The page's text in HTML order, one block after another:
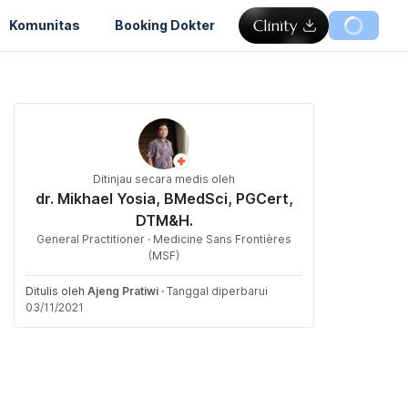
Komunitas Booking Dokter
Ditinjau secara medis oleh
dr. Mikhael Yosia, BMedSci, PGCert,
DTM&H.
General Practitioner · Medicine Sans Frontières
(MSF)
Ditulis oleh Ajeng Pratiwi · Tanggal diperbarui
03/11/2021